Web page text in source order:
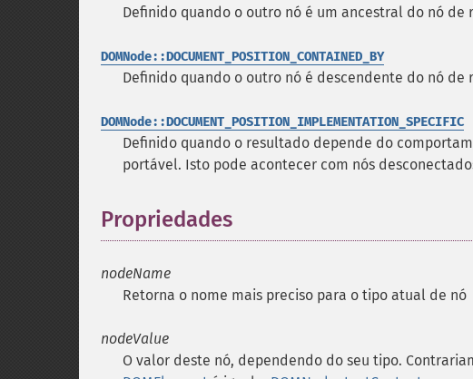
Definido quando o outro nó é um ancestral do nó de
DOMNode::DOCUMENT_POSITION_CONTAINED_BY
Definido quando o outro nó é descendente do nó de
DOMNode::DOCUMENT_POSITION_IMPLEMENTATION_SPECIFIC
Definido quando o resultado depende do
portável. Isto pode acontecer com nós
Propriedades
nodeName
Retorna o nome mais preciso para o tipo atual de nó
nodeValue
O valor deste nó, dependendo do seu tipo.